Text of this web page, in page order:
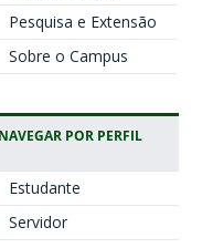
Pesquisa e Extensão
Sobre o Campus
NAVEGAR POR PERFIL
Estudante
Servidor